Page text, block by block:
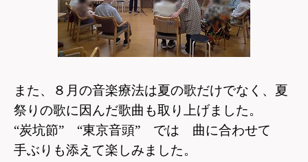
また、８月の音楽療法は夏の歌だけでなく、 夏
祭りの歌に因んだ歌曲も取り上げました。
“炭坑節” “東京音頭” では 曲に合わせて
手ぶりも添えて楽しみました。